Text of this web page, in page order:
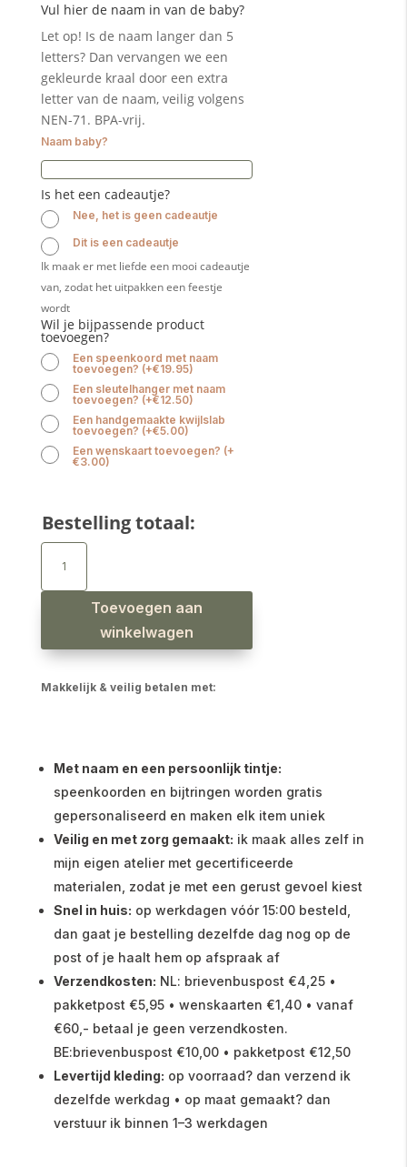
Vul hier de naam in van de baby?
Let op! Is de naam langer dan 5
letters? Dan vervangen we een
gekleurde kraal door een extra
letter van de naam, veilig volgens
NEN-71. BPA-vrij.
Naam baby?
Is het een cadeautje?
Nee, het is geen cadeautje
Dit is een cadeautje
Ik maak er met liefde een mooi cadeautje
van, zodat het uitpakken een feestje
wordt
Wil je bijpassende product
toevoegen?
Een speenkoord met naam
toevoegen? (+€19.95)
Een sleutelhanger met naam
toevoegen? (+€12.50)
Een handgemaakte kwijlslab
toevoegen? (+€5.00)
Een wenskaart toevoegen? (+
€3.00)
Bestelling totaal:
Bijtring
naam
beer
Toevoegen aan
winkelwagen
Makkelijk & veilig betalen met:
Met naam en een persoonlijk tintje:
speenkoorden en bijtringen worden gratis
gepersonaliseerd en maken elk item uniek
Veilig en met zorg gemaakt: ik maak alles zelf in
mijn eigen atelier met gecertificeerde
materialen, zodat je met een gerust gevoel kiest
Snel in huis: op werkdagen vóór 15:00 besteld,
dan gaat je bestelling dezelfde dag nog op de
post of je haalt hem op afspraak af
Verzendkosten: NL: brievenbuspost €4,25 •
pakketpost €5,95 • wenskaarten €1,40 • vanaf
€60,- betaal je geen verzendkosten.
BE:brievenbuspost €10,00 • pakketpost €12,50
Levertijd kleding: op voorraad? dan verzend ik
dezelfde werkdag • op maat gemaakt? dan
verstuur ik binnen 1–3 werkdagen